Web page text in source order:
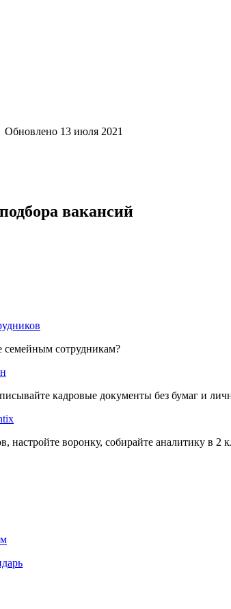
Обновлено 13 июля 2021
вакансий
семейным сотрудникам?
кадровые документы без бумаг и
настройте воронку, собирайте аналитику в 2